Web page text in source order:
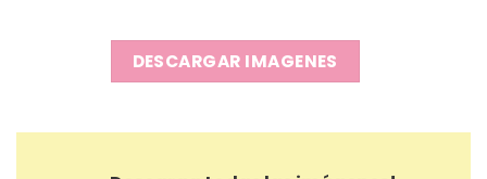
DESCARGAR IMAGENES